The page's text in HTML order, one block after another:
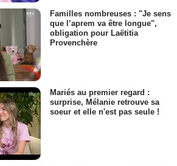
Familles nombreuses : "Je sens
que l’aprem va être longue",
obligation pour Laëtitia
Provenchère
Mariés au premier regard :
surprise, Mélanie retrouve sa
soeur et elle n'est pas seule !